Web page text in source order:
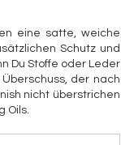
eine satte, weiche
Schutz und
Du Stoffe oder Leder
der nach
nicht überstrichen
Oils.